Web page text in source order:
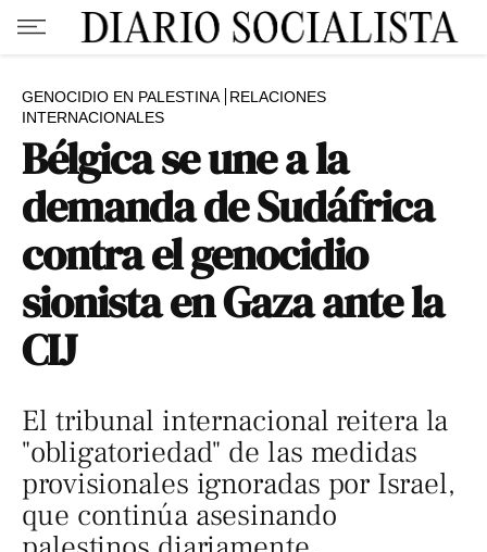
GENOCIDIO EN PALESTINA
RELACIONES
INTERNACIONALES
Bélgica se une a la
demanda de Sudáfrica
contra el genocidio
sionista en Gaza ante la
CIJ
El tribunal internacional reitera la
"obligatoriedad" de las medidas
provisionales ignoradas por Israel,
que continúa asesinando